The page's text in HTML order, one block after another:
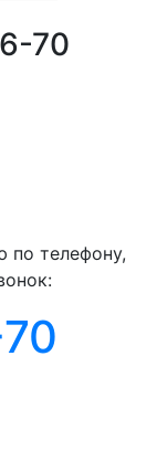
70
по телефону,